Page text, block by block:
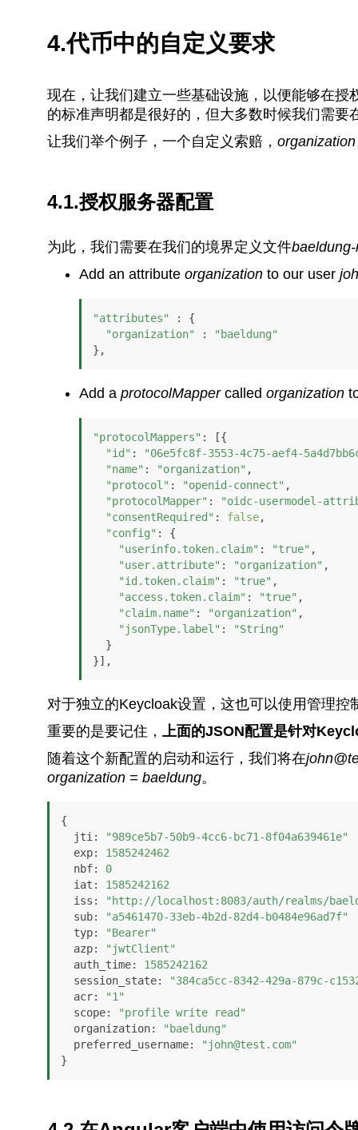
4.代币中的自定义要求
现在，让我们建立一些基础设施，以便能够在授
的标准声明都是很好的，但大多数时候我们需
让我们举个例子，一个自定义索赔， organization
4.1.授权服务器配置
为此，我们需要在我们的境界定义文件
Add an attribute organizationto our user
"attributes"
: {
"organization"
:
"baeldung"
},
Add a protocolMappercalled organization
"protocolMappers" : [{
"id" :
"06e5fc8f-3553-4c75-aef4-
"name" : "organization" ,
"protocol" : "openid-connect" ,
"protocolMapper" :
"oidc-usermodel-
"consentRequired" : false,
"config" : {
"userinfo.token.claim" : "true" ,
"user.attribute" : "organization" ,
"id.token.claim" : "true" ,
"access.token.claim" : "true" ,
"claim.name" : "organization" ,
"jsonType.label" :
"String"
}],
对于独立的Keycloak设置，这也可以使用管理控
重要的是要记住，
上面的JSON配置是针对
随着这个新配置的启动和运行，我们将在
organization = baeldung。
{
jti :
"989ce5b7-50b9-4cc6-bc71-8f04a639461e"
exp: 1585242462
nbf: 0
iat : 1585242162
iss :
"http://localhost:8083/auth/realms/
sub:
"a5461470-33eb-4b2d-82d4-b0484e96ad7f"
typ:
"Bearer"
azp:
"jwtClient"
auth_time: 1585242162
session_state:
"384ca5cc-8342-429a-879c-
acr:
"1"
scope:
"profile write read"
organization:
"baeldung"
preferred_username:
"john@test.com"
}